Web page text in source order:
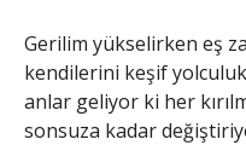
Gerilim yükselirken eş
kendilerini keşif
anlar geliyor ki her
sonsuza kadar